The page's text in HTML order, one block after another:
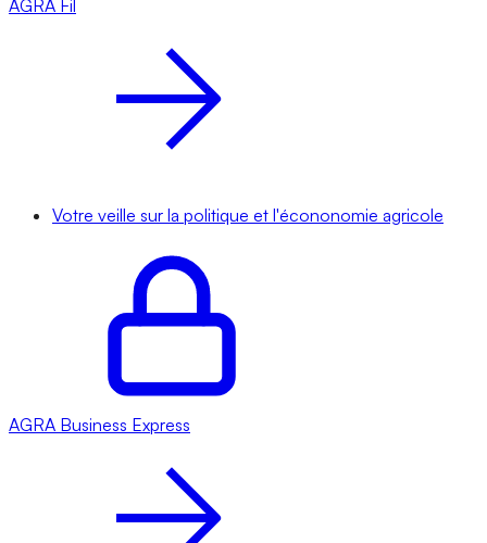
AGRA Fil
Votre veille sur la politique et l'écononomie agricole
AGRA Business Express